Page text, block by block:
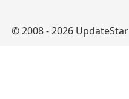
© 2008 - 2026 UpdateStar